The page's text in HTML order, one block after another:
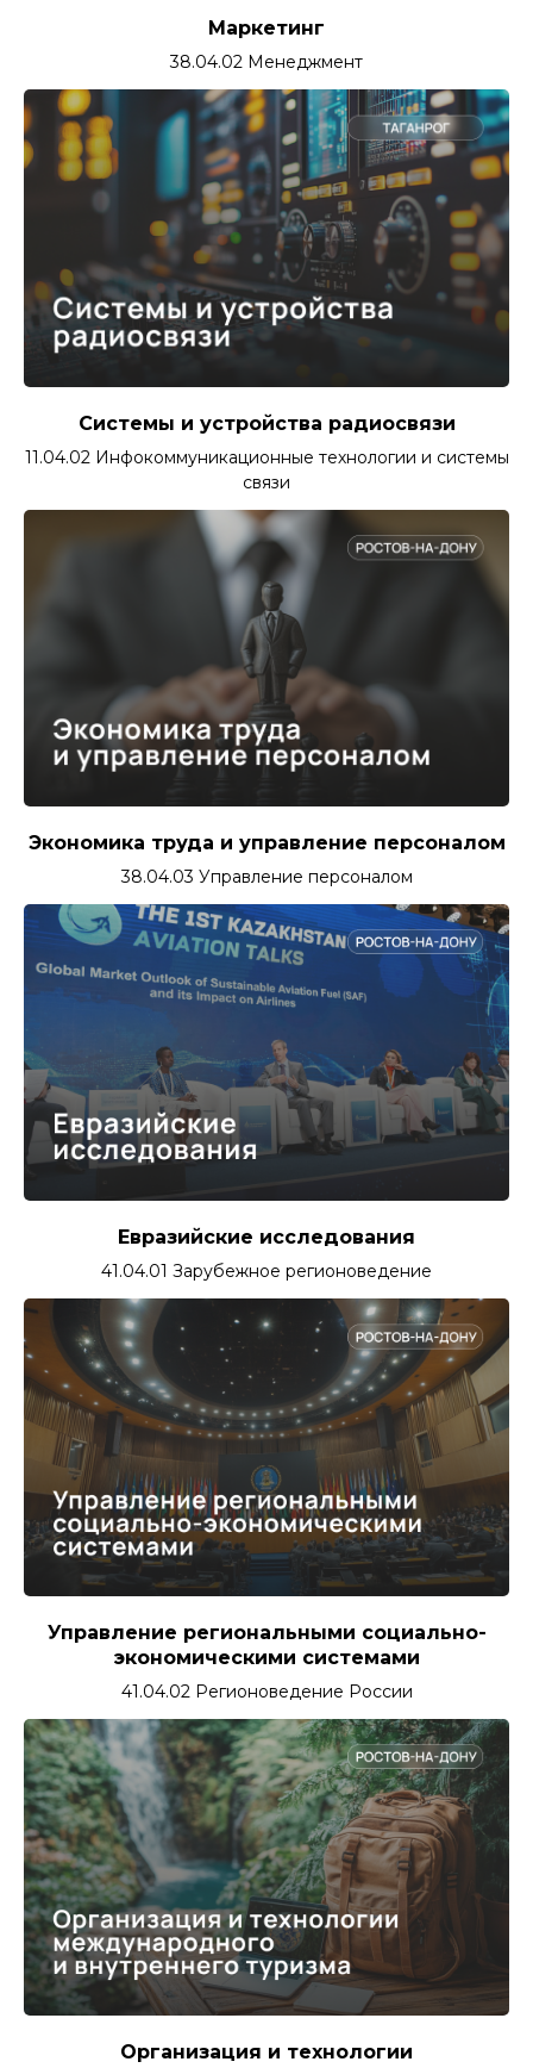
Маркетинг
38.04.02 Менеджмент
Системы и устройства радиосвязи
11.04.02 Инфокоммуникационные технологии и системы
связи
Экономика труда и управление персоналом
38.04.03 Управление персоналом
Евразийские исследования
41.04.01 Зарубежное регионоведение
Управление региональными социально-
экономическими системами
41.04.02 Регионоведение России
Организация и технологии